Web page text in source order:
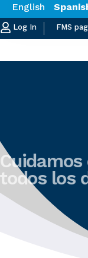
English
Log In FMS
todos los